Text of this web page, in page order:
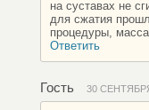
на суставах не
для сжатия
процедуры,
Ответить
Гость 30